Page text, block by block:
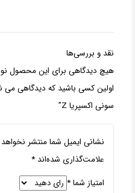
نقد و بررسی‌ها
هیچ دیدگاهی برای این محصول
اولین کسی باشید که دیدگاهی
سونی اکسپریا Z”
نشانی ایمیل شما منتشر
علامت‌گذاری شده‌اند *
امتیاز شما*